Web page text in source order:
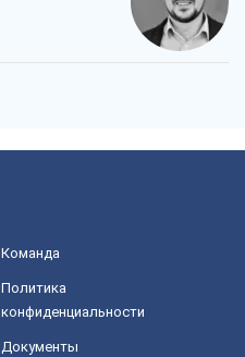
Команда
Политика
конфиденциальности
Документы